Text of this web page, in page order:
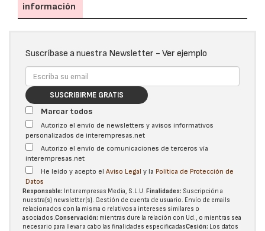
información
Suscríbase a nuestra Newsletter - Ver ejemplo
SUSCRIBIRME GRATIS
Marcar todos
Autorizo el envío de newsletters y avisos informativos
personalizados de interempresas.net
Autorizo el envío de comunicaciones de terceros vía
interempresas.net
He leído y acepto el Aviso Legal y la Política de Protección de
Datos
Responsable: Interempresas Media, S.L.U. Finalidades: Suscripción a
nuestra(s) newsletter(s). Gestión de cuenta de usuario. Envío de emails
relacionados con la misma o relativos a intereses similares o
asociados.Conservación: mientras dure la relación con Ud., o mientras sea
necesario para llevar a cabo las finalidades especificadasCesión: Los datos